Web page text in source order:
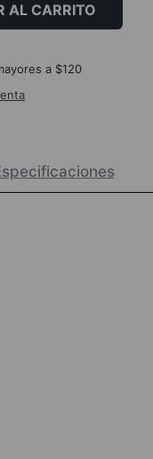
AL CARRITO
a $120